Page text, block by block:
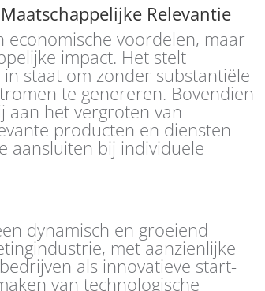
Relevantie
voordelen, maar
impact. Het stelt
staat om zonder substantiële
te genereren. Bovendien
aan het vergroten van
producten en diensten
aansluiten bij individuele
dynamisch en groeiend
met aanzienlijke
als innovatieve start-
van technologische